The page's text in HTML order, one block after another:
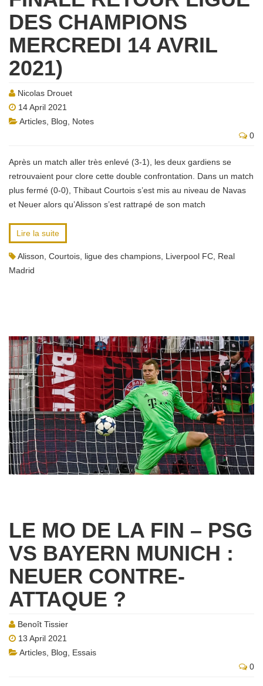
DES CHAMPIONS
MERCREDI 14 AVRIL
2021)
Nicolas Drouet
14 April 2021
Articles Blog
Notes
0
Après un match aller très enlevé (3-1), les deux gardiens se
retrouvaient pour clore cette double confrontation. Dans un match
plus fermé (0-0), Thibaut Courtois s’est mis au niveau de Navas
et Neuer alors qu’Alisson s’est rattrapé de son match
Lire la suite
Alisson Courtois ligue des champions Liverpool FC Real
Madrid
LE MO DE LA FIN – PSG
VS BAYERN MUNICH :
NEUER CONTRE-
ATTAQUE ?
Benoît Tissier
13 April 2021
Articles Blog
Essais
0